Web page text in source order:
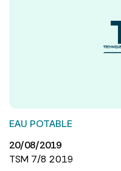
EAU POTABLE
20/08/2019
TSM 7/8 2019